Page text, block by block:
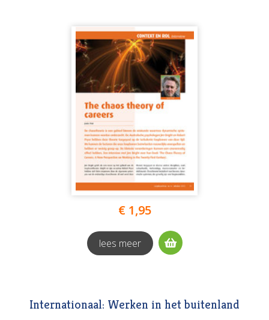
€ 1,95
lees meer
Internationaal: Werken in het buitenland